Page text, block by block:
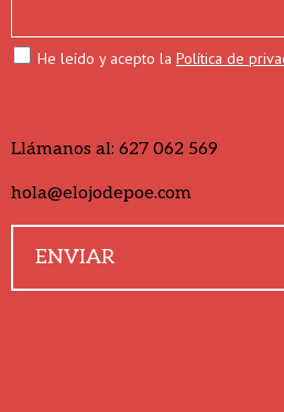
He leído y acepto la Política de
Llámanos al: 627 062 569
hola@elojodepoe.com